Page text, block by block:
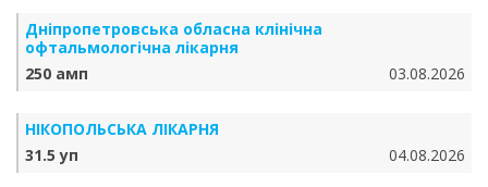
Дніпропетровська обласна клінічна
офтальмологічна лікарня
250 амп
03.08.2026
НІКОПОЛЬСЬКА ЛІКАРНЯ
31.5 уп
04.08.2026